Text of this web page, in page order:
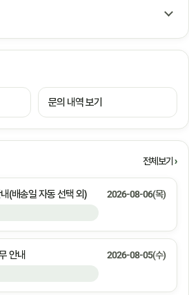
문의 내역 보기
전체보기
(배송일 자동 선택 외) 2026-08-06(목)
안내 2026-08-05(수)